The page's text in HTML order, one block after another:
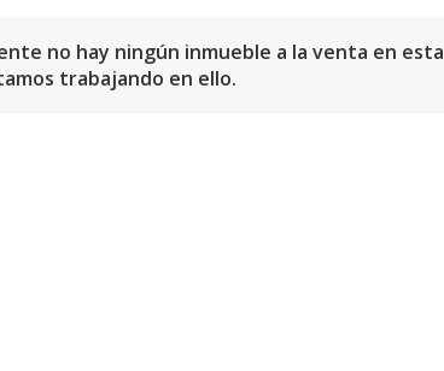
no hay ningún inmueble a la venta en esta
trabajando en ello.